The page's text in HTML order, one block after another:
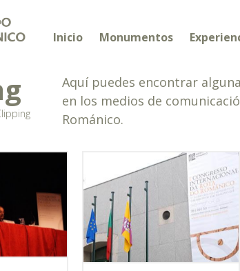
Inicio Monumentos
Aquí puedes encontrar
en los medios de
Románico.